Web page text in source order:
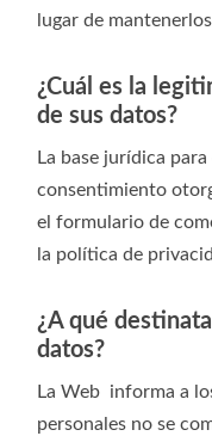
lugar de
¿Cuál es la
de sus datos?
La base jurídica
consentimiento
el formulario de
la política de
¿A qué
datos?
La Web informa a
personales no se